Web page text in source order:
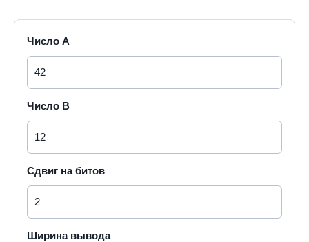
Число A
Число B
Сдвиг на битов
Ширина вывода